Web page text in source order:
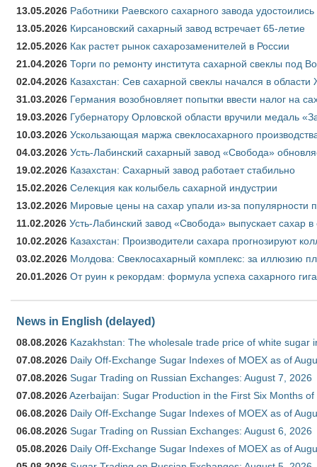
13.05.2026 Работники Раевского сахарного завода удостоились
13.05.2026 Кирсановский сахарный завод встречает 65-летие
12.05.2026 Как растет рынок сахарозаменителей в России
21.04.2026 Торги по ремонту института сахарной свеклы под
02.04.2026 Казахстан: Сев сахарной свеклы начался в области
31.03.2026 Германия возобновляет попытки ввести налог на
19.03.2026 Губернатору Орловской области вручили медаль
10.03.2026 Ускользающая маржа свеклосахарного
04.03.2026 Усть-Лабинский сахарный завод «Свобода»
19.02.2026 Казахстан: Сахарный завод работает стабильно
15.02.2026 Селекция как колыбель сахарной индустрии
13.02.2026 Мировые цены на сахар упали из-за популярности
11.02.2026 Усть-Лабинский завод «Свобода» выпускает сахар в
10.02.2026 Казахстан: Производители сахара прогнозируют
03.02.2026 Молдова: Свеклосахарный комплекс: за иллюзию
20.01.2026 От руин к рекордам: формула успеха сахарного
News in English (delayed)
08.08.2026 Kazakhstan: The wholesale trade price of white sugar
07.08.2026 Daily Off-Exchange Sugar Indexes of MOEX as of
07.08.2026 Sugar Trading on Russian Exchanges: August 7, 2026
07.08.2026Azerbaijan: Sugar Production in the First Six Months of
06.08.2026 Daily Off-Exchange Sugar Indexes of MOEX as of
06.08.2026 Sugar Trading on Russian Exchanges: August 6, 2026
05.08.2026 Daily Off-Exchange Sugar Indexes of MOEX as of